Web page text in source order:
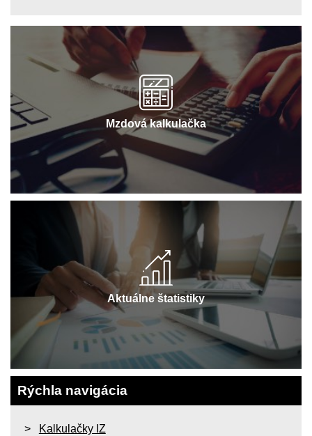
Mzdová kalkulačka
Aktuálne štatistiky
Rýchla navigácia
Kalkulačky IZ